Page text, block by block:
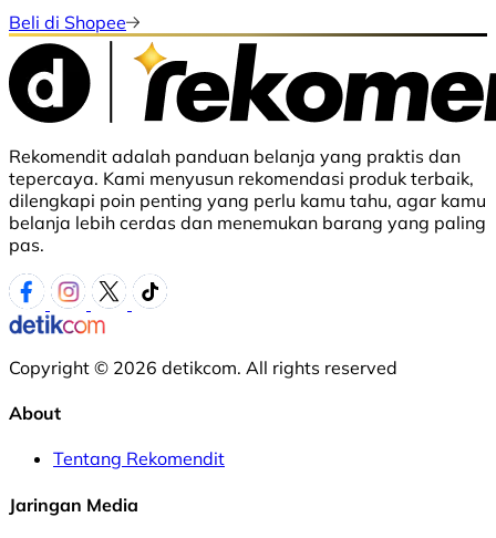
Beli di Shopee
Rekomendit adalah panduan belanja yang praktis dan
tepercaya. Kami menyusun rekomendasi produk terbaik,
dilengkapi poin penting yang perlu kamu tahu, agar kamu
belanja lebih cerdas dan menemukan barang yang paling
pas.
Copyright © 2026 detikcom. All rights reserved
About
Tentang Rekomendit
Jaringan Media